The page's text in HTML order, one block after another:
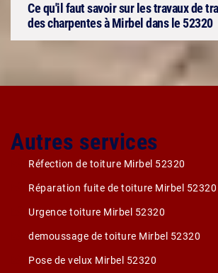
Ce qu'il faut savoir sur les travaux de
des charpentes à Mirbel dans le 52320
Autres services
Réfection de toiture Mirbel 52320
Réparation fuite de toiture Mirbel 52320
Urgence toiture Mirbel 52320
demoussage de toiture Mirbel 52320
Pose de velux Mirbel 52320